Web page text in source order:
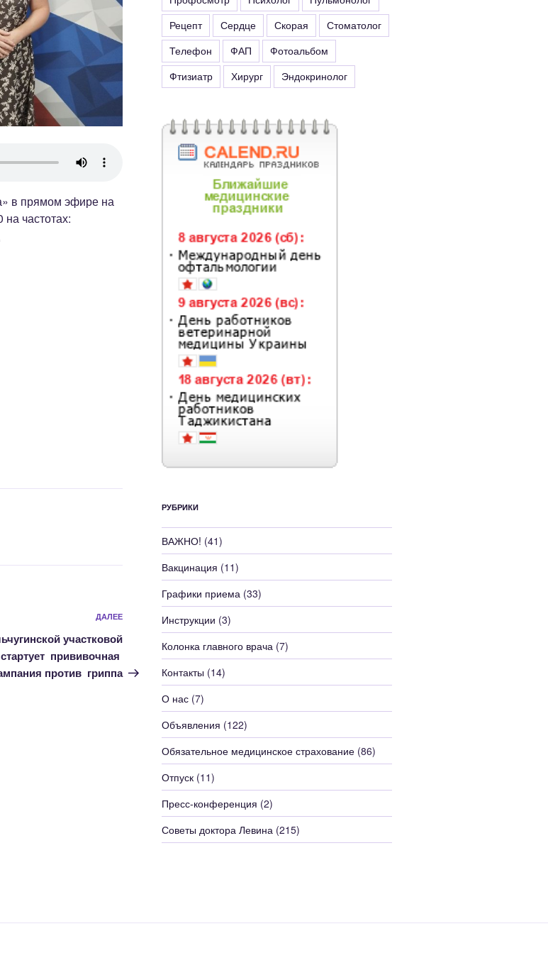
в прямом эфире на
частотах:
Следующая
запись
ДАЛЕЕ
участковой
прививочная
против гриппа
Рецепт
Сердце Скорая
Стоматолог
Телефон
ФАП
Фотоальбом
Фтизиатр
Хирург Эндокринолог
РУБРИКИ
ВАЖНО! (41)
Вакцинация (11)
Графики приема(33)
Инструкции (3)
Колонка главного врача(7)
Контакты (14)
О нас(7)
Объявления (122)
Обязательное медицинское страхование(86)
Отпуск(11)
Пресс-конференция (2)
Советы доктора Левина(215)